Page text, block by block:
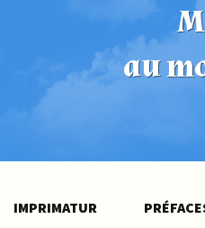
au
IMPRIMATUR